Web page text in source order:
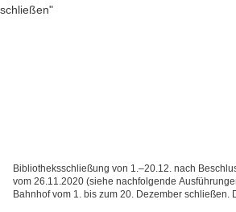
Bibliotheksschließung von 1.–20.12. nach
vom 26.11.2020 (siehe nachfolgende
Bahnhof vom 1. bis zum 20. Dezember schließen.